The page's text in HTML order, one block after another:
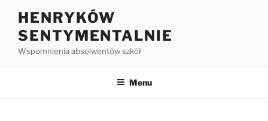
HENRYKÓW
SENTYMENTALNIE
Wspomnienia absolwentów szkół
Menu